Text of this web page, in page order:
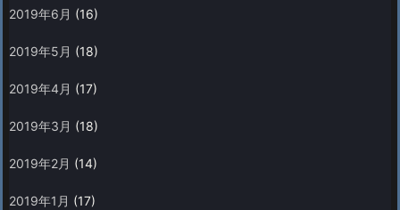
2019年6月 (16)
2019年5月 (18)
2019年4月 (17)
2019年3月 (18)
2019年2月 (14)
2019年1月 (17)